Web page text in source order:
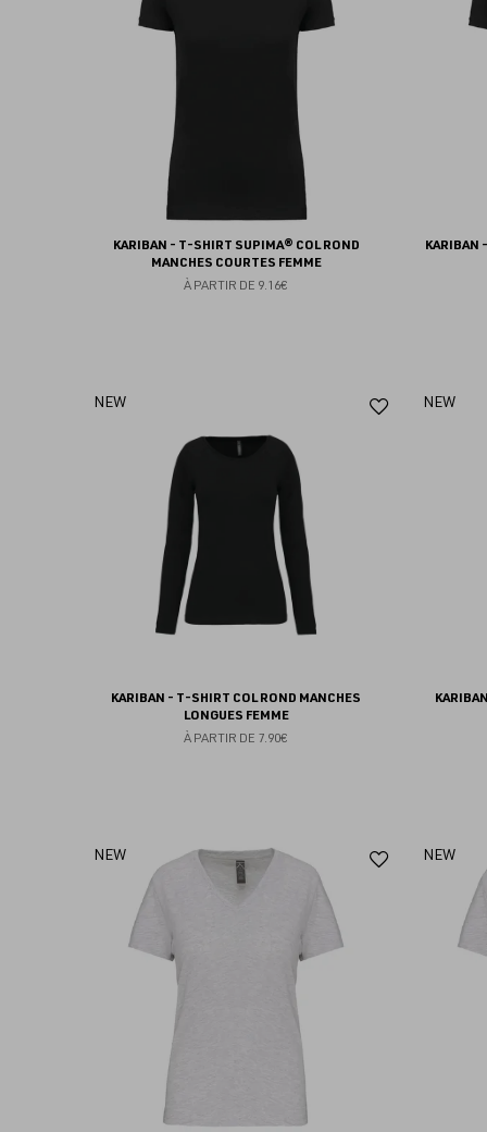
KARIBAN - T-SHIRT SUPIMA® COL ROND
MANCHES COURTES FEMME
À PARTIR DE 9.16€
KARIBAN
NEW
KARIBAN - T-SHIRT COL ROND MANCHES
LONGUES FEMME
À PARTIR DE 7.90€
Ajouter
NEW
NEW
Ajouter
favoris
NEW